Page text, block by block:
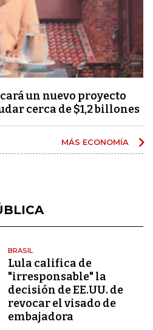
un nuevo proyecto
cerca de $1,2 billones
MÁS ECONOMÍA
BRASIL
Lula califica de
"irresponsable" la
decisión de EE.UU. de
revocar el visado de
embajadora